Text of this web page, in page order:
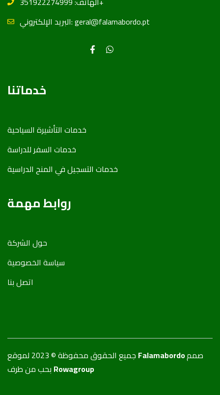
البريد الإلكتروني: geral@falamabordo.pt
خدماتنا
خدمات التأشیرة السیاحیة
خدمات السفر للدراسة
خدمات التسجیل في المنح الدراسیة
روابط مهمة
حول الشركة
سياسة الخصوصية
اتصل بنا
Falamabordoصمم
Rowagroup